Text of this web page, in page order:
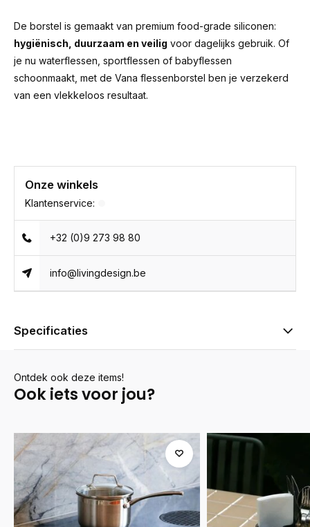
De borstel is gemaakt van premium food-grade siliconen:
hygiënisch, duurzaam en veilig voor dagelijks gebruik. Of
je nu waterflessen, sportflessen of babyflessen
schoonmaakt, met de Vana flessenborstel ben je verzekerd
van een vlekkeloos resultaat.
Onze winkels
Klantenservice:
+32 (0)9 273 98 80
info@livingdesign.be
Specificaties
Ontdek ook deze items!
Ook iets voor jou?